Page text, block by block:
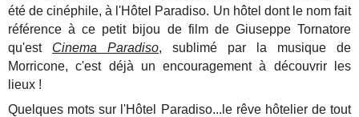
été de cinéphile, à l'Hôtel Paradiso. Un hôtel dont le nom fait
référence à ce petit bijou de film de Giuseppe Tornatore
qu'est Cinema Paradiso, sublimé par la musique de
Morricone, c'est déjà un encouragement à découvrir les
lieux !
Quelques mots sur l'Hôtel Paradiso...le rêve hôtelier de tout